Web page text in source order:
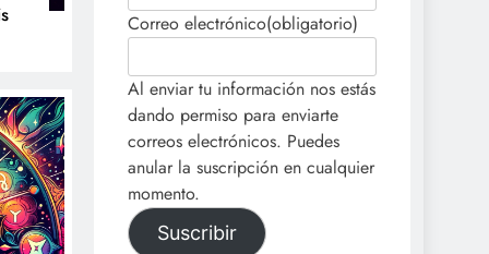
Correo electrónico(obligatorio)
Al enviar tu información nos estás
dando permiso para enviarte
correos electrónicos. Puedes
anular la suscripción en cualquier
momento.
Suscribir